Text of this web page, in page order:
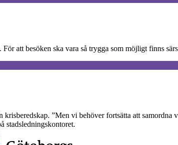
att besöken ska vara så trygga som möjligt finns
”Men vi behöver fortsätta att
stadsledningskontoret.